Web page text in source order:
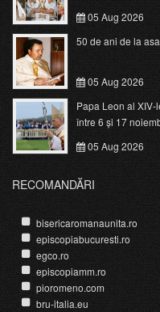
05 Aug 2026
50 de ani de la
05 Aug 2026
Papa Leon al
între 6 și 17
05 Aug 2026
RECOMANDĂRI
bisericaromanaunita.ro
episcopiabucuresti.ro
egco.ro
episcopiamm.ro
pioromeno.com
bru-italia.eu